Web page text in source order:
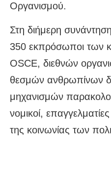
Οργανισμού.
Στη διήμερη
350 εκπρόσωποι των
OSCE, διεθνών
θεσμών ανθρωπίνων
μηχανισμών
νομικοί,
της κοινωνίας των